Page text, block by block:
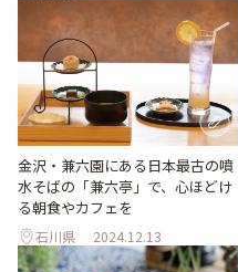
金沢・兼六園にある日本最古の噴
水そばの「兼六亭」で、心ほどけ
る朝食やカフェを
石川県 2024.12.13